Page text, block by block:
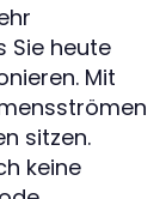
Sie heute
Mit
sitzen.
keine